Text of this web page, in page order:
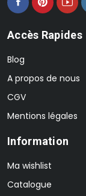
Accès Rapides
Blog
A propos de nous
CGV
Mentions légales
Information
Ma wishlist
Catalogue